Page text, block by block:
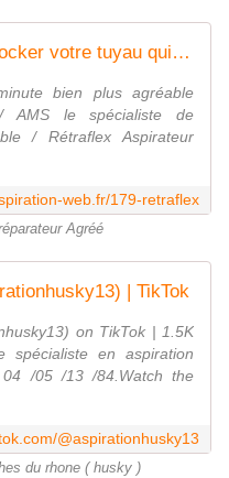
Rétraflex |Plus besoin de stocker votre tuyau qui se rétracte - AMS Aspiration Centralisée
bien plus agréable
AMS le spécialiste de
/ Rétraflex Aspirateur
web.fr/179-retraflex
Agréé
| TikTok
on TikTok | 1.5K
spécialiste en aspiration
04 /05 /13 /84.Watch the
@aspirationhusky13
du rhone ( husky )